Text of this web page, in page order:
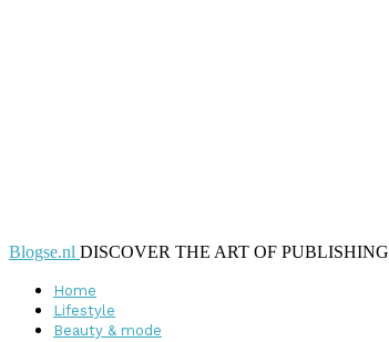
Blogse.nl DISCOVER THE ART OF PUBLISHING
Home
Lifestyle
Beauty & mode